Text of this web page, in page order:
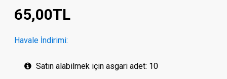
65,00TL
Havale İndirimi:
Satın alabilmek için asgari adet: 10